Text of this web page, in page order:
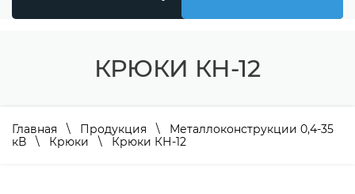
КРЮКИ КН-12
Главная \ Продукция \ Металлоконструкции 0,4-35
кВ \ Крюки \ Крюки КН-12